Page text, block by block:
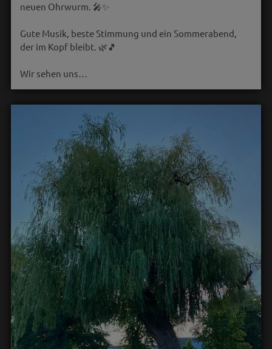
neuen Ohrwurm. 🎤✨
Gute Musik, beste Stimmung und ein Sommerabend,
der im Kopf bleibt. 🌿🎵
Wir sehen uns…